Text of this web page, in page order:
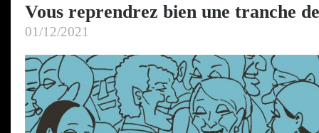
Vous reprendrez bien une tranche
01/12/2021